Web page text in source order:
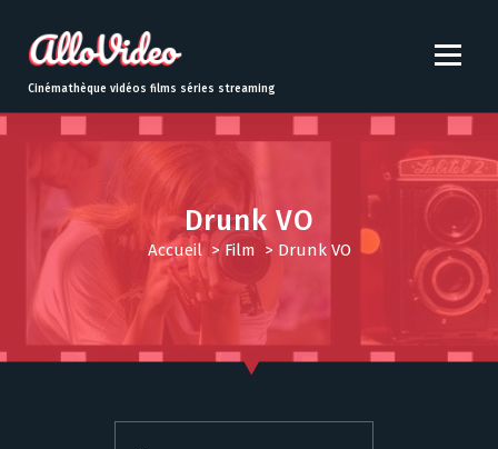
t
o
Cinémathèque vidéos films séries streaming
Drunk VO
Accueil> Film > Drunk VO